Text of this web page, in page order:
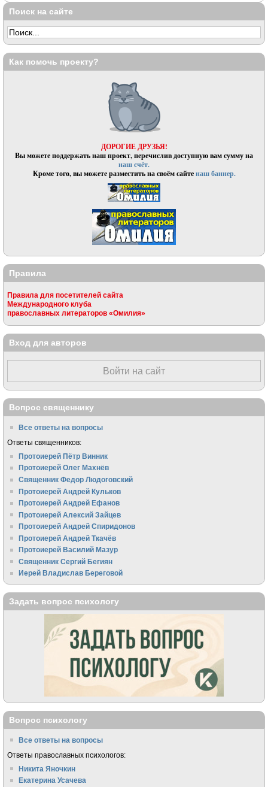
Поиск на сайте
Как помочь проекту?
ДОРОГИЕ ДРУЗЬЯ!
Вы можете поддержать наш проект, перечислив доступную вам сумму на
наш счёт.
Кроме того, вы можете разместить на своём сайтенаш баннер.
Правила
Правила для посетителей сайта
Международного клуба
православных литераторов «Омилия»
Вход для авторов
Войти на сайт
Вопрос священнику
Все ответы на вопросы
Ответы священников:
Протоиерей Пётр Винник
Протоиерей Олег Махнёв
Священник Федор Людоговский
Протоиерей Андрей Кульков
Протоиерей Андрей Ефанов
Протоиерей Алексий Зайцев
Протоиерей Андрей Спиридонов
Протоиерей Андрей Ткачёв
Протоиерей Василий Мазур
Священник Сергий Бегиян
Иерей Владислав Береговой
Задать вопрос психологу
Вопрос психологу
Все ответы на вопросы
Ответы православных психологов:
Никита Яночкин
Екатерина Усачева